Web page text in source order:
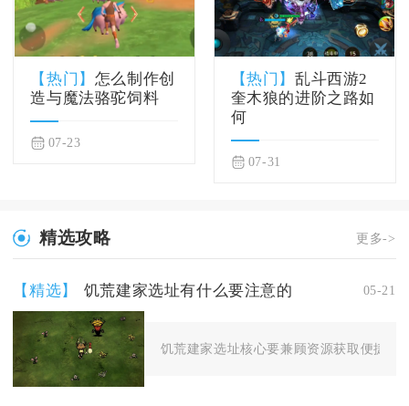
【热门】 怎么制作创
造与魔法骆驼饲料
07-23
【热门】乱斗西游2
奎木狼的进阶之路如
何
07-31
精选攻略 更多->
【精选】 饥荒建家选址有什么要注意的 05-21
饥荒建家选址核心要兼顾资源获取便捷性